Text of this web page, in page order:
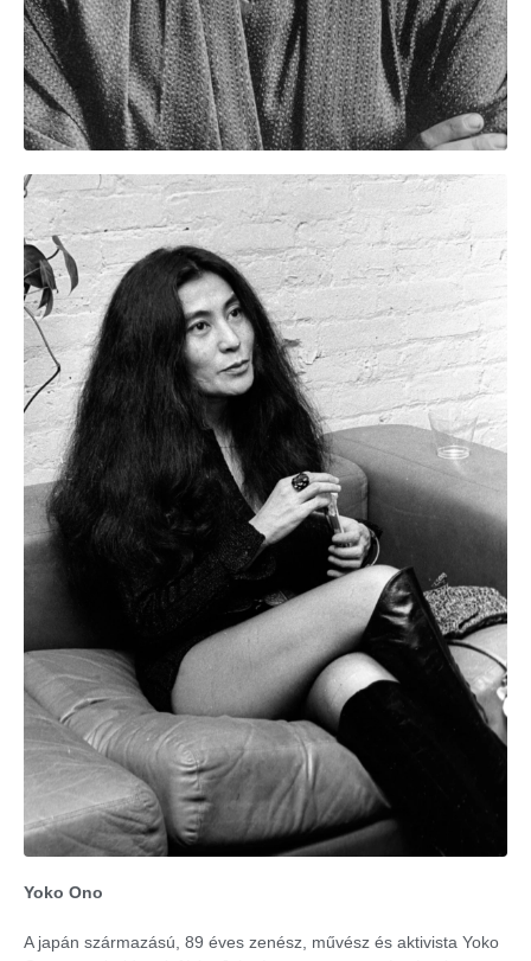
Yoko Ono
A japán származású, 89 éves zenész, művész és aktivista Yoko